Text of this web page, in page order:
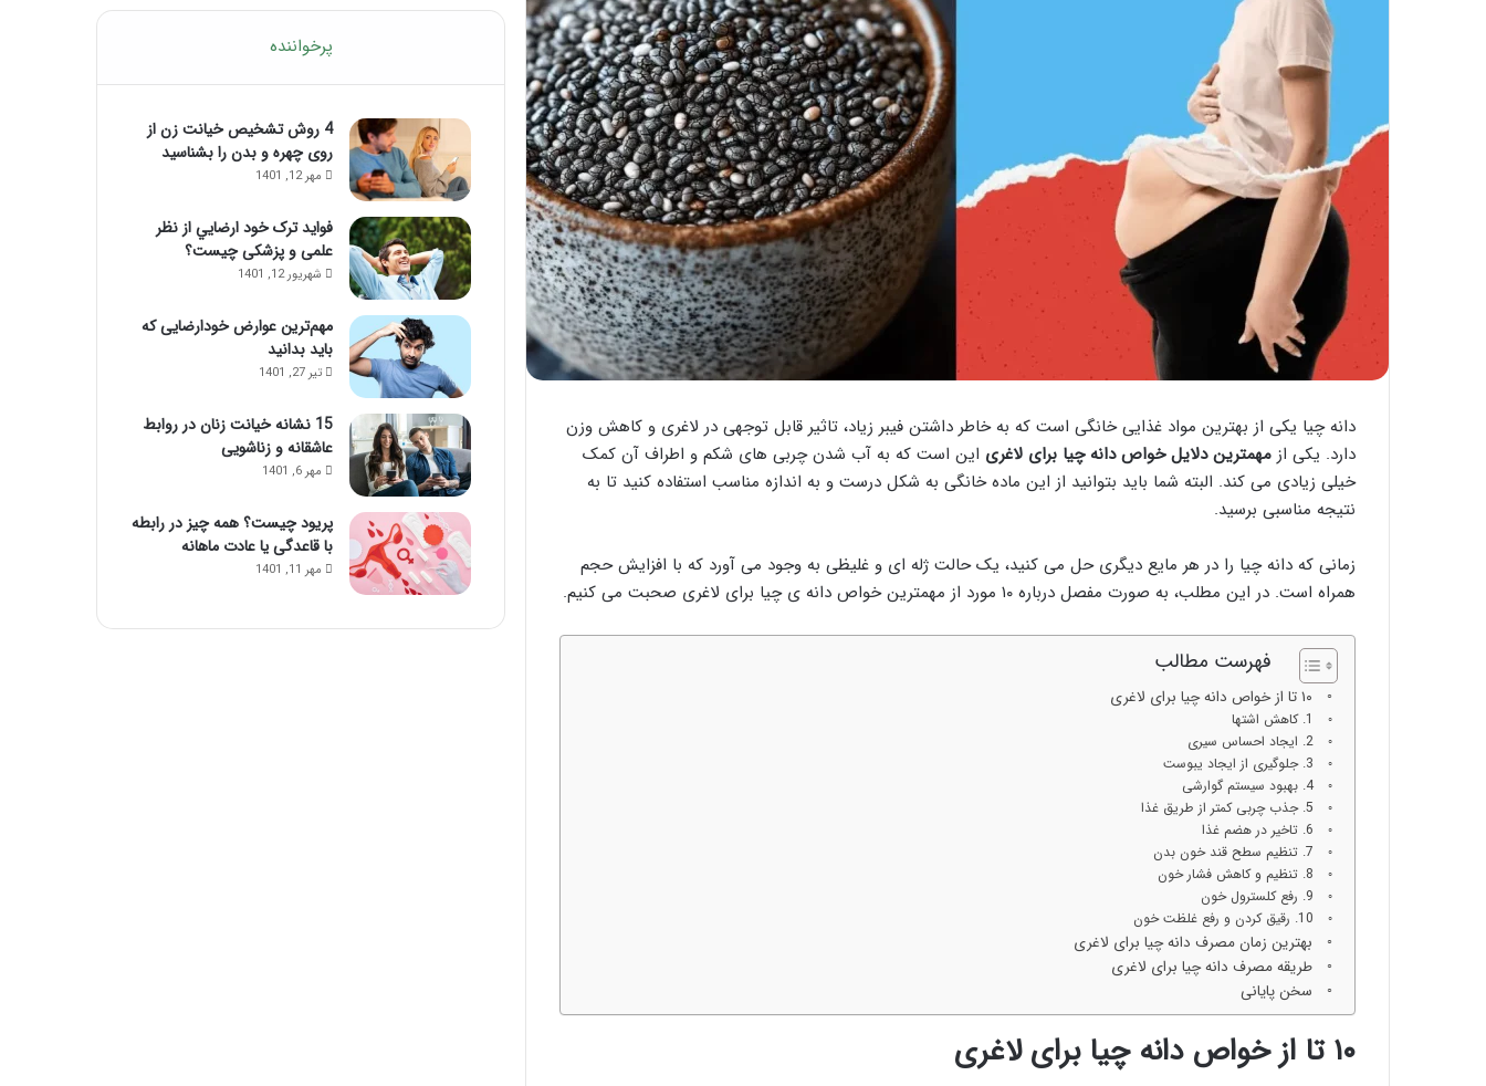
دانه چیا یکی از بهترین مواد غذایی خانگی است که به خاطر داشتن فیبر زیاد، تاثیر قابل توجهی در لاغری و کاهش وزن
دارد. یکی از مهمترین دلایل خواص دانه چیا برای لاغری این است که به آب شدن چربی های شکم و اطراف آن کمک
خیلی زیادی می کند. البته شما باید بتوانید از این ماده خانگی به شکل درست و به اندازه مناسب استفاده کنید تا به
نتیجه مناسبی برسید.
زمانی که دانه چیا را در هر مایع دیگری حل می کنید، یک حالت ژله ای و غلیظی به وجود می آورد که با افزایش حجم
همراه است. در این مطلب، به صورت مفصل درباره ۱۰ مورد از مهمترین خواص دانه ی چیا برای لاغری صحبت می کنیم.
فهرست مطالب
۱۰ تا از خواص دانه چیا برای لاغری
1. کاهش اشتها
2. ایجاد احساس سیری
3. جلوگیری از ایجاد یبوست
4. بهبود سیستم گوارشی
5. جذب چربی کمتر از طریق غذا
6. تاخیر در هضم غذا
7. تنظیم سطح قند خون بدن
8. تنظیم و کاهش فشار خون
9. رفع کلسترول خون
10. رقیق کردن و رفع غلظت خون
بهترین زمان مصرف دانه چیا برای لاغری
طریقه مصرف دانه چیا برای لاغری
سخن پایانی
۱۰ تا از خواص دانه چیا برای لاغری
پرخواننده
4 روش تشخیص خیانت زن از
روی چهره و بدن را بشناسید
مهر 12, 1401
فواید ترک خود ارضايي از نظر
علمی و پزشکی چیست؟
شهریور 12, 1401
مهم‌ترین عوارض خودارضایی که
باید بدانید
تیر 27, 1401
15 نشانه خیانت زنان در روابط
عاشقانه و زناشویی
مهر 6, 1401
پریود چیست؟ همه چیز در رابطه
با قاعدگی یا عادت ماهانه
مهر 11, 1401